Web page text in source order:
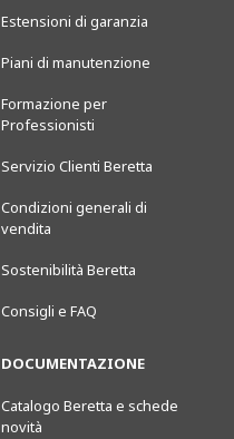
Estensioni di garanzia
Piani di manutenzione
Formazione per
Professionisti
Servizio Clienti Beretta
Condizioni generali di
vendita
Sostenibilità Beretta
Consigli e FAQ
DOCUMENTAZIONE
Catalogo Beretta e schede
novità